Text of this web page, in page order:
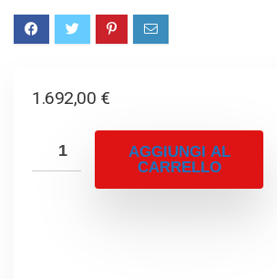
1.692,00 €
AGGIUNGI AL
CARRELLO